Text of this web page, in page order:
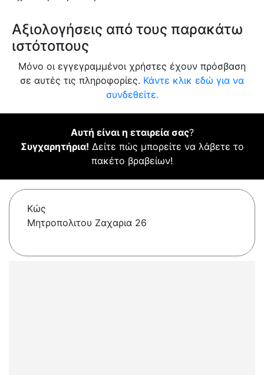
Αξιολογήσεις από τους παρακάτω
ιστότοπους
Μόνο οι εγγεγραμμένοι χρήστες έχουν πρόσβαση
σε αυτές τις πληροφορίες. Κάντε κλικ εδώ για να
συνδεθείτε.
Αυτή είναι η εταιρεία σας?
Συγχαρητήρια! Δείτε πώς μπορείτε να λάβετε το
πακέτο βραβείων!
Κώς
Mητρoπoλιτου Zαχαρια 26